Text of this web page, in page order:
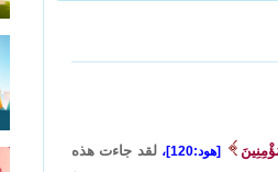
[هود:120]،
لقد جاءت هذه